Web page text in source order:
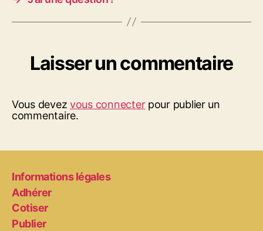
Laisser un commentaire
Vous devezvous connecterpour publier un
commentaire.
Informations légales
Adhérer
Cotiser
Publier